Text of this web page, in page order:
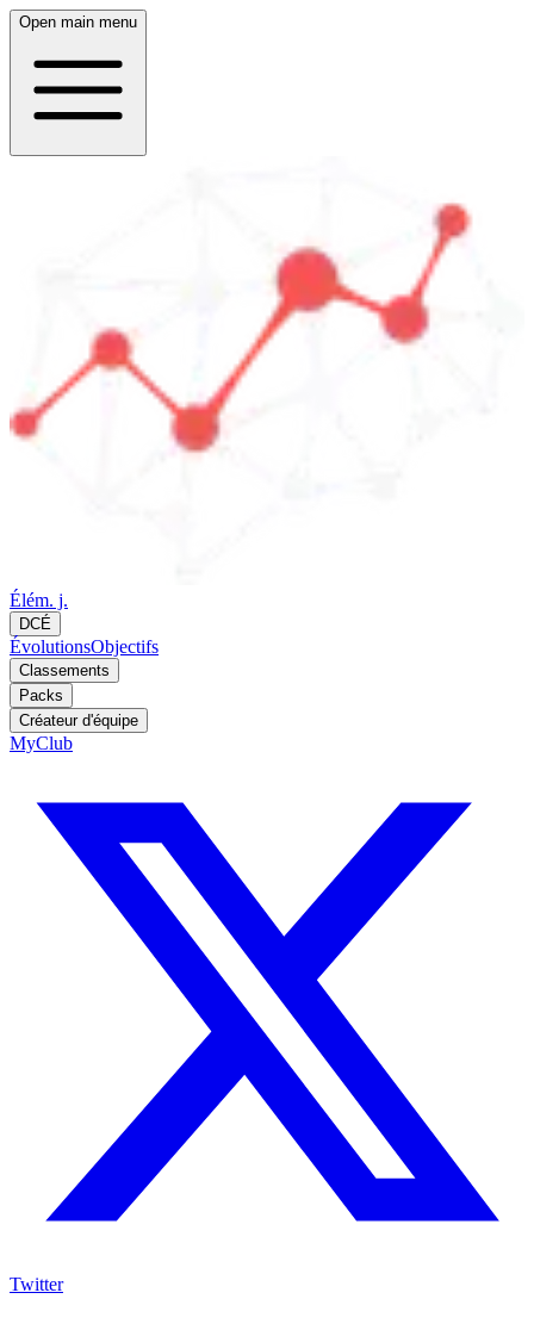
Open main menu
Élém. j.
DCÉ
ÉvolutionsObjectifs
Classements
Packs
Créateur d'équipe
MyClub
Twitter